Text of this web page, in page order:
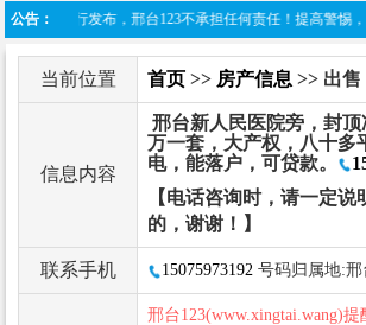
公告：
网友自行发布，邢台123不承担任何责任！提高警惕，
当前位置 首页 >> 房产信息 >> 出售
信息内容
邢台新人民医院旁，封
万一套，大产权，八十多
电，能落户，可贷款。
【电话咨询时，请一定说
的，谢谢！】
联系手机 15075973192 号码归属地:邢
邢台123(www.xingtai.wang)提